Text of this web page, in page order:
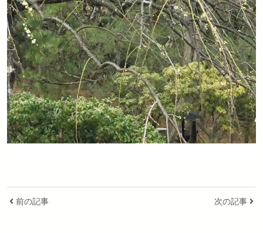
前の記事 次の記事